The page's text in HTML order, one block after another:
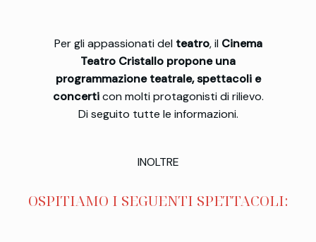
Per gli appassionati del teatro, il Cinema
Teatro Cristallo propone una
programmazione teatrale, spettacoli e
concerticon molti protagonisti di rilievo.
Di seguito tutte le informazioni.
INOLTRE
OSPITIAMO I SEGUENTI SPETTACOLI: